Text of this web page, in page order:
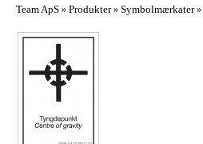
Team ApS » Produkter» Symbolmærkater»